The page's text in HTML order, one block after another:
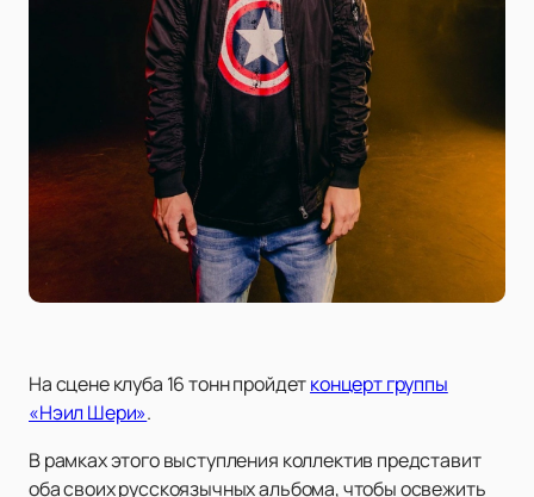
На сцене клуба 16 тонн пройдетконцерт группы
«Нэил Шери».
В рамках этого выступления коллектив представит
оба своих русскоязычных альбома, чтобы освежить